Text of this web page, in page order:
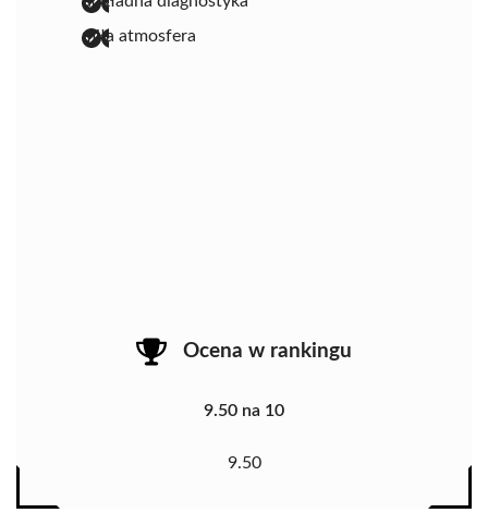
miła atmosfera
Ocena w rankingu
9.50 na 10
9.50